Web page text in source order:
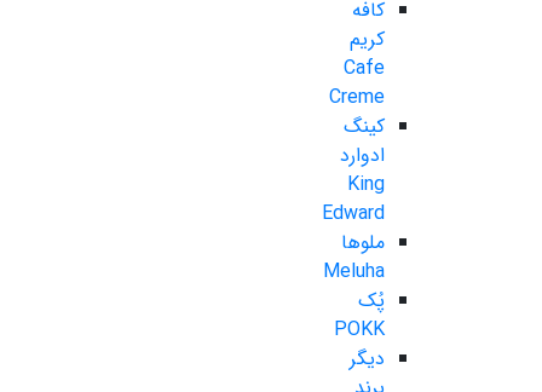
کافه
کریم
Cafe
Creme
کینگ
ادوارد
King
Edward
ملوها
Meluha
پُک
POKK
دیگر